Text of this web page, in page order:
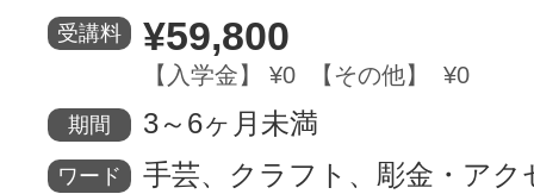
受講料 ¥59,800
【入学金】 ¥0 【その他】 ¥0
期間 3～6ヶ月未満
ワード
手芸、クラフト、彫金・アク